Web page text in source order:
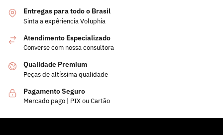
Entregas para todo o Brasil
Sinta a expêriencia Voluphia
Atendimento Especializado
Converse com nossa consultora
Qualidade Premium
Peças de altíssima qualidade
Pagamento Seguro
Mercado pago | PIX ou Cartão